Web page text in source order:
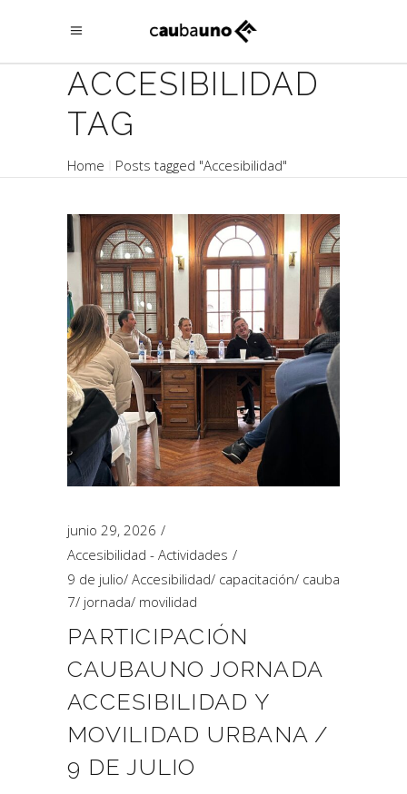
ACCESIBILIDAD
TAG
Home Posts tagged "Accesibilidad"
junio 29, 2026
Accesibilidad - Actividades
9 de julio/ Accesibilidad/ capacitación/ cauba
7/ jornada/ movilidad
PARTICIPACIÓN
CAUBAUNO JORNADA
ACCESIBILIDAD Y
MOVILIDAD URBANA /
9 DE JULIO